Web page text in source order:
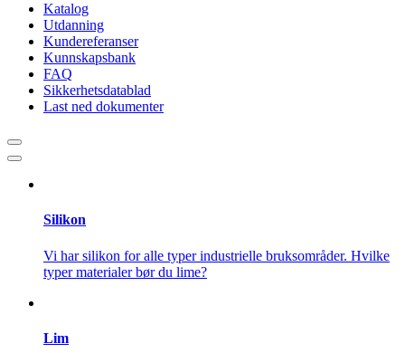
Katalog
Utdanning
Kundereferanser
Kunnskapsbank
FAQ
Sikkerhetsdatablad
Last ned dokumenter
Silikon
Vi har silikon for alle typer industrielle bruksområder. Hvilke
typer materialer bør du lime?
Lim